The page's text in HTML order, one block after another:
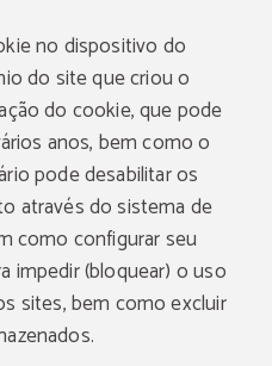
no dispositivo do
do site que criou o
do cookie, que pode
anos, bem como o
pode desabilitar os
através do sistema de
como configurar seu
impedir (bloquear) o uso
sites, bem como excluir